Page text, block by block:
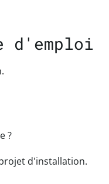
d'emploi
?
d'installation.